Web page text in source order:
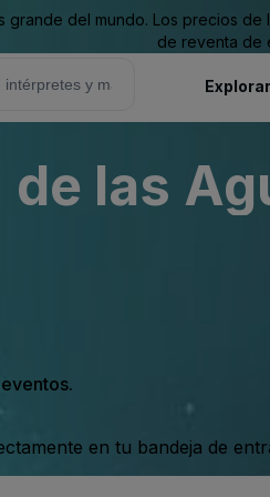
del mundo. Los precios
de reventa de
Explorar
las
en tu bandeja de